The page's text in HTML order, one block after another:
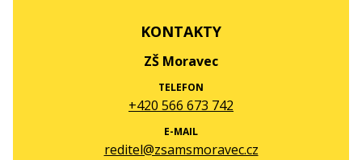
KONTAKTY
ZŠ Moravec
TELEFON
+420 566 673 742
E-MAIL
reditel@zsamsmoravec.cz